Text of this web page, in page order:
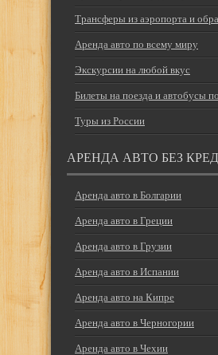
Трансферы из аэропорта и
Аренда авто по всему миру
Экскурсии на любой вкус
Билеты на поезда и автобусы
Туры из России
АРЕНДА АВТО БЕЗ
Аренда авто в Болгарии
Аренда авто в Греции
Аренда авто в Грузии
Аренда авто в Испании
Аренда авто на Кипре
Аренда авто в Черногории
Аренда авто в Чехии